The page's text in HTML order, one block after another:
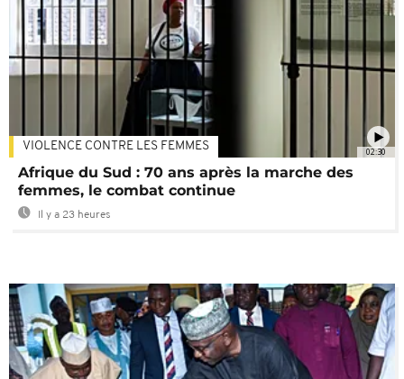
02:30
VIOLENCE CONTRE LES FEMMES
Afrique du Sud : 70 ans après la marche des
femmes, le combat continue
Il y a 23 heures